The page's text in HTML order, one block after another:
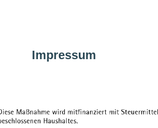
Impressum